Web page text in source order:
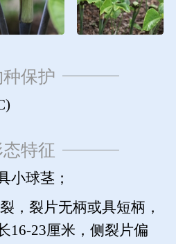
保护
态特征
小球茎；
，裂片无柄或具短柄，
16-23厘米，侧裂片偏